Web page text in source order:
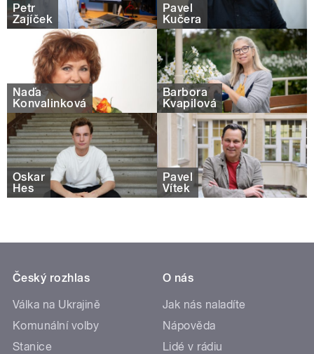
Petr
Zajíček
Pavel
Kučera
Naďa
Konvalinková
Barbora
Kvapilová
Oskar
Hes
Pavel
Vítek
Český rozhlas
Válka na Ukrajině
Komunální volby
Stanice
O nás
Jak nás naladíte
Nápověda
Lidé v rádiu